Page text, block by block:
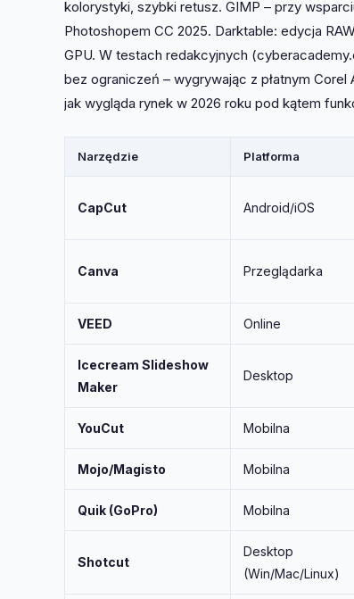
kolorystyki, szybki retusz. GIMP – przy
Photoshopem CC 2025. Darktable: edycja
GPU. W testach redakcyjnych
bez ograniczeń – wygrywając z płatnym
jak wygląda rynek w 2026 roku pod kątem
Narzędzie Platforma
CapCut Android/iOS
Canva Przeglądarka
VEED Online
Icecream Slideshow
Maker
Desktop
YouCut Mobilna
Mojo/Magisto Mobilna
Quik (GoPro) Mobilna
Shotcut
Desktop
(Win/Mac/Linux)